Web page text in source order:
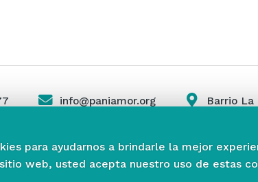
info@paniamor.org Barrio La
para ayudarnos a brindarle la mejor
web, usted acepta nuestro uso de estas